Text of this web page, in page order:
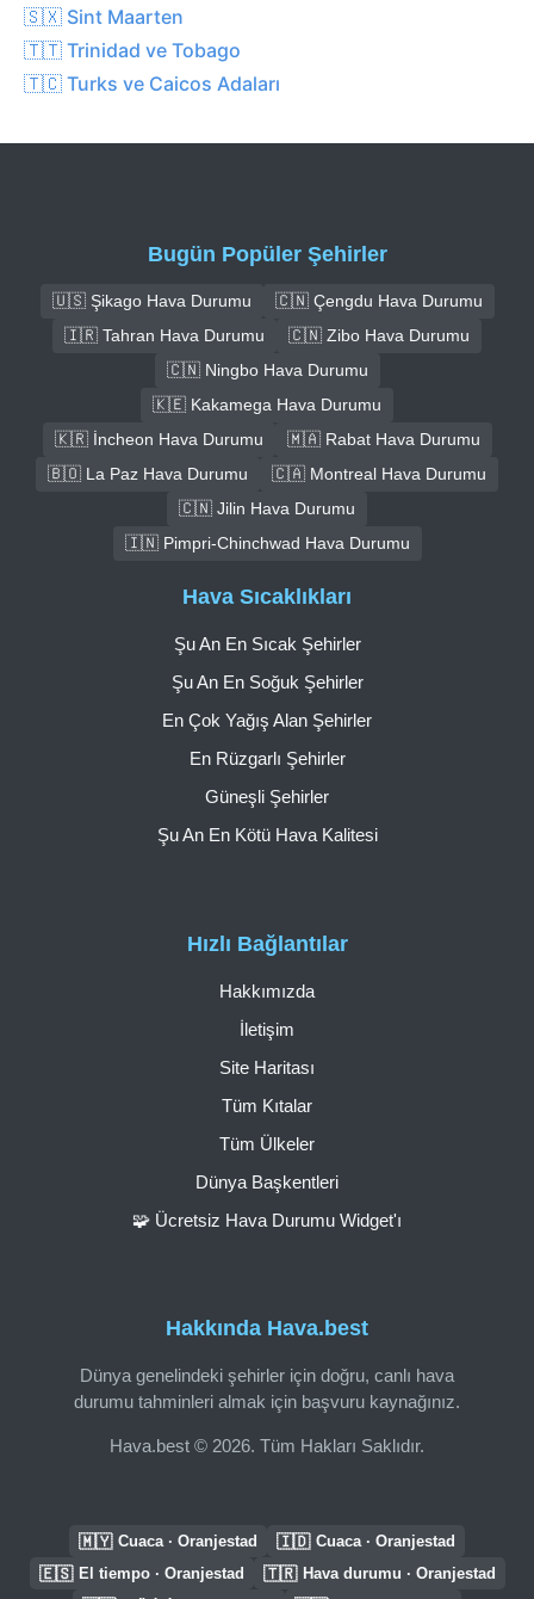
🇸🇽 Sint Maarten
🇹🇹 Trinidad ve Tobago
🇹🇨 Turks ve Caicos Adaları
Bugün Popüler Şehirler
🇺🇸 Şikago Hava Durumu
🇨🇳 Çengdu Hava Durumu
🇮🇷 Tahran Hava Durumu
🇨🇳 Zibo Hava Durumu
🇨🇳 Ningbo Hava Durumu
🇰🇪 Kakamega Hava Durumu
🇰🇷 İncheon Hava Durumu
🇲🇦 Rabat Hava Durumu
🇧🇴 La Paz Hava Durumu
🇨🇦 Montreal Hava Durumu
🇨🇳 Jilin Hava Durumu
🇮🇳 Pimpri-Chinchwad Hava Durumu
Hakkında Hava.best
Dünya genelindeki şehirler için doğru, canlı hava
durumu tahminleri almak için başvuru kaynağınız.
Hava.best © 2026. Tüm Hakları Saklıdır.
Hızlı Bağlantılar
Hakkımızda
İletişim
Site Haritası
Tüm Kıtalar
Tüm Ülkeler
Dünya Başkentleri
🧩 Ücretsiz Hava Durumu Widget'ı
Hava Sıcaklıkları
Şu An En Sıcak Şehirler
Şu An En Soğuk Şehirler
En Çok Yağış Alan Şehirler
En Rüzgarlı Şehirler
Güneşli Şehirler
Şu An En Kötü Hava Kalitesi
🇲🇾 Cuaca · Oranjestad 🇮🇩 Cuaca · Oranjestad
🇪🇸 El tiempo · Oranjestad 🇹🇷 Hava durumu · Oranjestad